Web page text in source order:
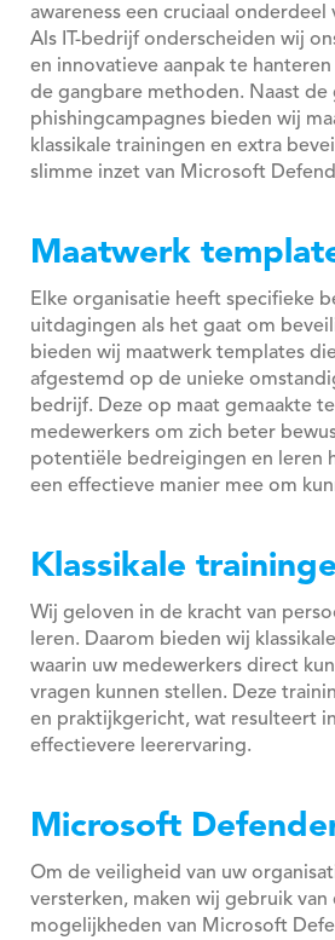
awareness een cruciaal onderdeel
Als IT-bedrijf onderscheiden wij
en innovatieve aanpak te
de gangbare methoden. Naast de
phishingcampagnes bieden wij
klassikale trainingen en extra
slimme inzet van Microsoft
Maatwerk
Elke organisatie heeft specifieke
uitdagingen als het gaat om
bieden wij maatwerk templates
afgestemd op de unieke
bedrijf. Deze op maat gemaakte
medewerkers om zich beter
potentiële bedreigingen en leren
een effectieve manier mee om
Klassikale
Wij geloven in de kracht van
leren. Daarom bieden wij
waarin uw medewerkers direct
vragen kunnen stellen. Deze
en praktijkgericht, wat resulteert
effectievere leerervaring.
Microsoft
Om de veiligheid van uw
versterken, maken wij gebruik van
mogelijkheden van Microsoft